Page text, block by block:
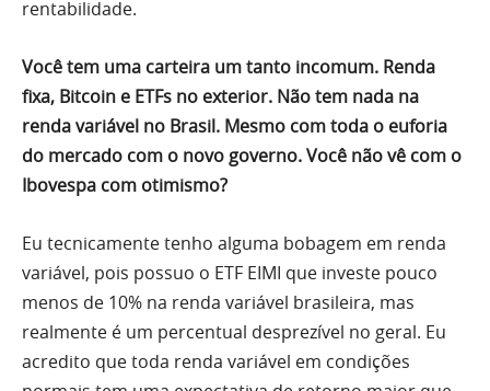
rentabilidade.
Você tem uma carteira um tanto incomum. Renda
fixa, Bitcoin e ETFs no exterior. Não tem nada na
renda variável no Brasil. Mesmo com toda o euforia
do mercado com o novo governo. Você não vê com o
Ibovespa com otimismo?
Eu tecnicamente tenho alguma bobagem em renda
variável, pois possuo o ETF EIMI que investe pouco
menos de 10% na renda variável brasileira, mas
realmente é um percentual desprezível no geral. Eu
acredito que toda renda variável em condições